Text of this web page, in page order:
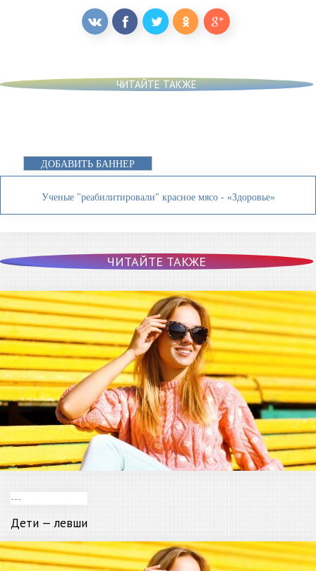
ЧИТАЙТЕ ТАКЖЕ
ДОБАВИТЬ БАННЕР
Ученые "реабилитировали" красное мясо - «Здоровье»
ЧИТАЙТЕ ТАКЖЕ
---
Дети — левши